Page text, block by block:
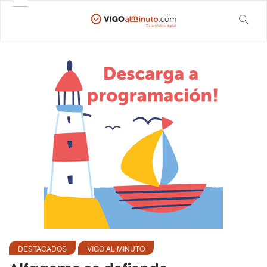
DESTACADOS VIGO AL MINUTO